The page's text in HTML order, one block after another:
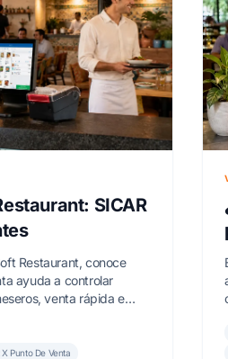
SICAR
Restaurant, conoce
ayuda a controlar
venta rápida e
X Punto De Venta